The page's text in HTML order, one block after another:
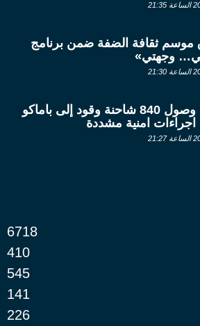
موسم ثقافة الضفة ضمن برنامج
وجهتي»
مالي: وصول 840 شاحنة وقود إلى باماكو
امنية مشددة
6718
410
545
141
226